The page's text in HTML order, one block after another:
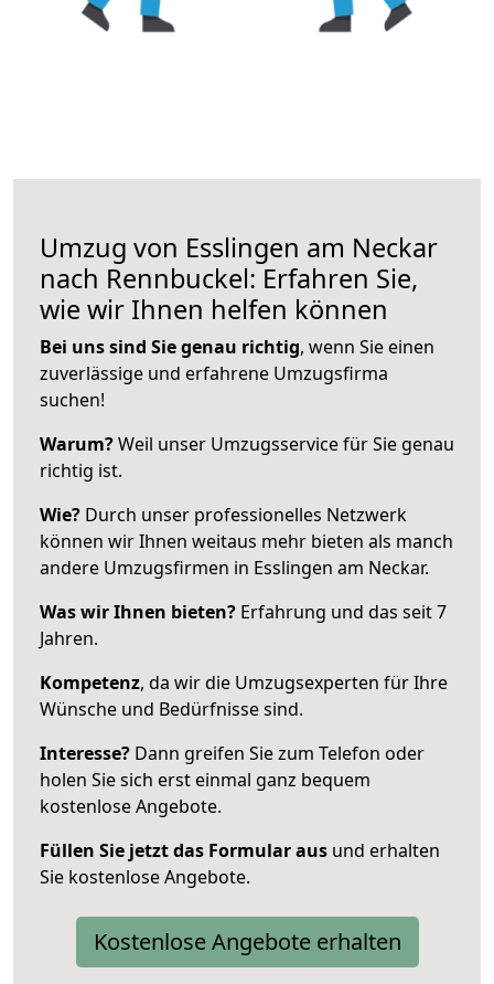
Umzug von Esslingen am Neckar
nach Rennbuckel: Erfahren Sie,
wie wir Ihnen helfen können
Bei uns sind Sie genau richtig, wenn Sie einen
zuverlässige und erfahrene Umzugsfirma
suchen!
Warum?Weil unser Umzugsservice für Sie genau
richtig ist.
Wie? Durch unser professionelles Netzwerk
können wir Ihnen weitaus mehr bieten als manch
andere Umzugsfirmen in Esslingen am Neckar.
Was wir Ihnen bieten? Erfahrung und das seit 7
Jahren.
Kompetenz, da wir die Umzugsexperten für Ihre
Wünsche und Bedürfnisse sind.
Interesse? Dann greifen Sie zum Telefon oder
holen Sie sich erst einmal ganz bequem
kostenlose Angebote.
Füllen Sie jetzt das Formular aus und erhalten
Sie kostenlose Angebote.
Kostenlose Angebote erhalten